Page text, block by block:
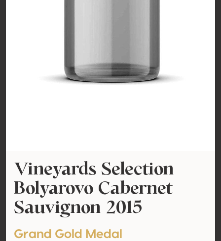
Vineyards Selection
Bolyarovo Cabernet
Sauvignon 2015
Grand Gold Medal